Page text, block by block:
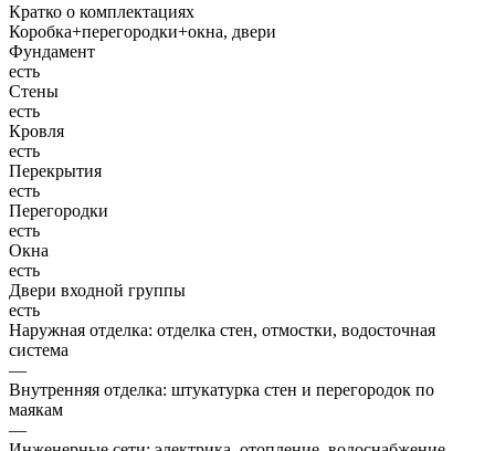
Кратко о комплектациях
Коробка+перегородки+окна, двери
Фундамент
есть
Стены
есть
Кровля
есть
Перекрытия
есть
Перегородки
есть
Окна
есть
Двери входной группы
есть
Наружная отделка: отделка стен, отмостки, водосточная
система
—
Внутренняя отделка: штукатурка стен и перегородок по
маякам
—